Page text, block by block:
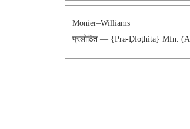
Monier–Williams
प्रलोठित — {pra-Ḍloṭhita} Mfn.